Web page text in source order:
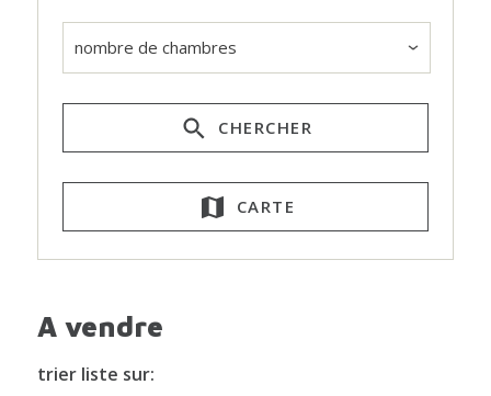
CHERCHER
CARTE
A vendre
trier liste sur: